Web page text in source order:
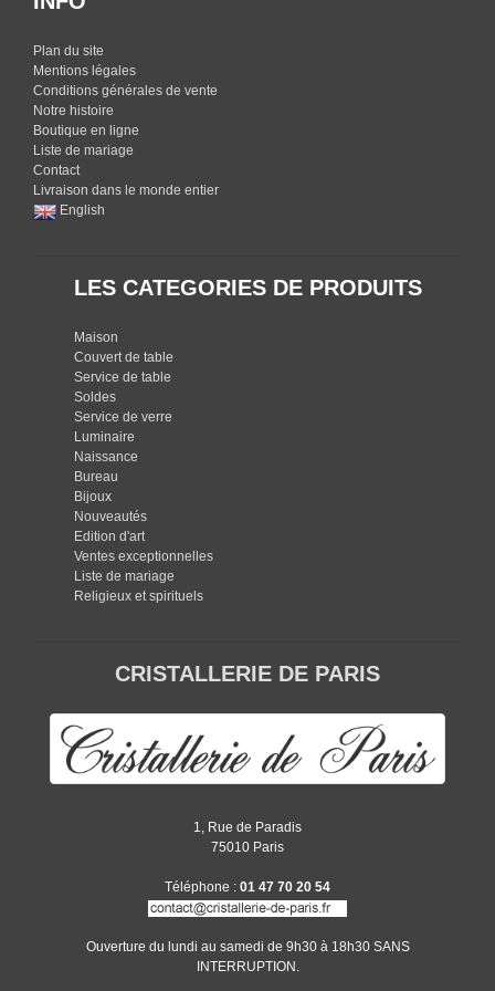
Plan du site
Mentions légales
Conditions générales de vente
Notre histoire
Boutique en ligne
Liste de mariage
Contact
Livraison dans le monde entier
English
LES CATEGORIES DE PRODUITS
Maison
Couvert de table
Service de table
Soldes
Service de verre
Luminaire
Naissance
Bureau
Bijoux
Nouveautés
Edition d'art
Ventes exceptionnelles
Liste de mariage
Religieux et spirituels
CRISTALLERIE DE PARIS
1, Rue de Paradis
75010 Paris
Téléphone : 01 47 70 20 54
Ouverture du lundi au samedi de 9h30 à 18h30 SANS
INTERRUPTION.